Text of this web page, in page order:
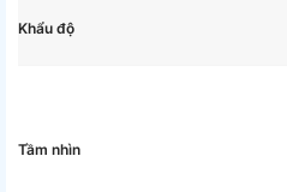
Khẩu độ
Tầm nhìn